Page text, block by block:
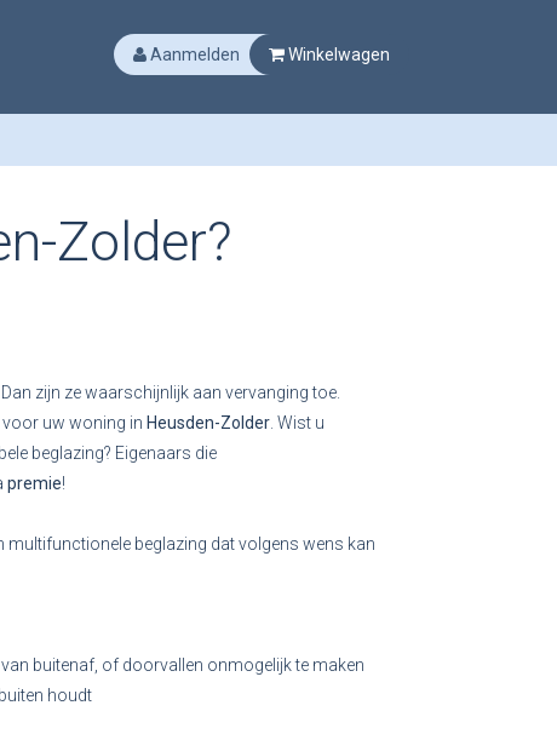
Aanmelden Winkelwagen
Zolder?
Dan zijn ze waarschijnlijk aan vervanging toe.
uw woning in Heusden-Zolder. Wist u
beglazing? Eigenaars die
premie!
beglazing dat volgens wens kan
buitenaf, of doorvallen onmogelijk te maken
houdt